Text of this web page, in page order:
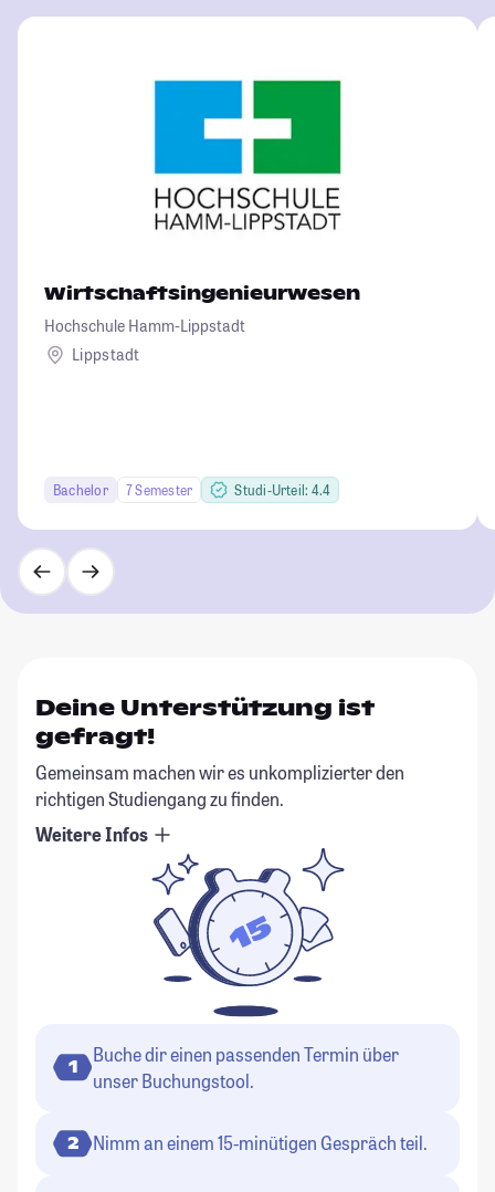
Wirtschaftsingenieurwesen
Hochschule Hamm-Lippstadt
Lippstadt
Bachelor 7 Semester Studi-Urteil: 4.4
Deine Unterstützung ist
gefragt!
Gemeinsam machen wir es unkomplizierter den
richtigen Studiengang zu finden.
Weitere Infos
1
Buche dir einen passenden Termin über
unser Buchungstool.
2 Nimm an einem 15-minütigen Gespräch teil.